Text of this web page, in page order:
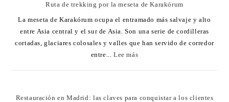
Ruta de trekking por la meseta de Karakórum
La meseta de Karakórum ocupa el entramado más salvaje y alto
entre Asia central y el sur de Asia. Son una serie de cordilleras
cortadas, glaciares colosales y valles que han servido de corredor
entre...Lee más
Restauración en Madrid: las claves para conquistar a los clientes